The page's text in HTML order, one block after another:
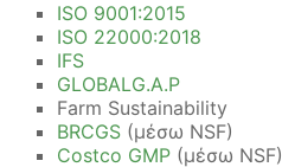
ISO 9001:2015
ISO 22000:2018
IFS
GLOBALG.A.P
Farm Sustainability
BRCGS (μέσω NSF)
Costco GMP (μέσω NSF)